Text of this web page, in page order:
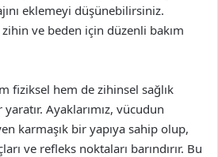
eklemeyi düşünebilirsiniz.
zihin ve beden için düzenli bakım
fiziksel hem de zihinsel sağlık
Ayaklarımız, vücudun
karmaşık bir yapıya sahip olup,
ve refleks noktaları barındırır. Bu